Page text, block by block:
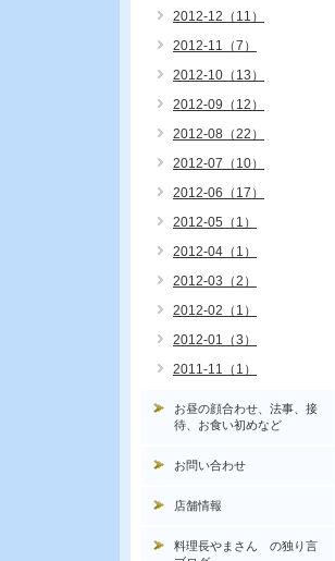
2012-12（11）
2012-11（7）
2012-10（13）
2012-09（12）
2012-08（22）
2012-07（10）
2012-06（17）
2012-05（1）
2012-04（1）
2012-03（2）
2012-02（1）
2012-01（3）
2011-11（1）
お昼の顔合わせ、法事、接
待、お食い初めなど
お問い合わせ
店舗情報
料理長やまさん の独り言